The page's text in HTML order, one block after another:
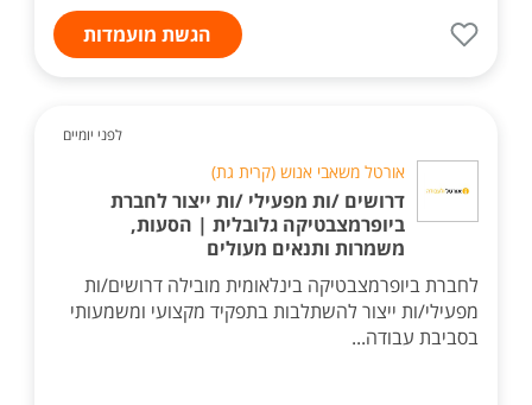
הגשת מועמדות
לפני יומיים
אורטל משאבי אנוש (קרית גת)
דרושים /ות מפעילי /ות ייצור לחברת
ביופרמצבטיקה גלובלית | הסעות,
משמרות ותנאים מעולים
לחברת ביופרמצבטיקה בינלאומית מובילה דרושים/ות
מפעילי/ות ייצור להשתלבות בתפקיד מקצועי ומשמעותי
בסביבת עבודה...